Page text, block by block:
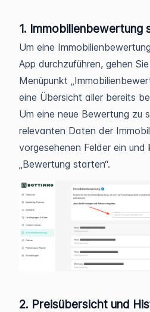
1. Immobilienbewertung
Um eine
App durchzuführen, gehen
Menüpunkt
eine Übersicht aller bereits
Um eine neue Bewertung zu
relevanten Daten der
vorgesehenen Felder ein und
„Bewertung starten“.
2. Preisübersicht und